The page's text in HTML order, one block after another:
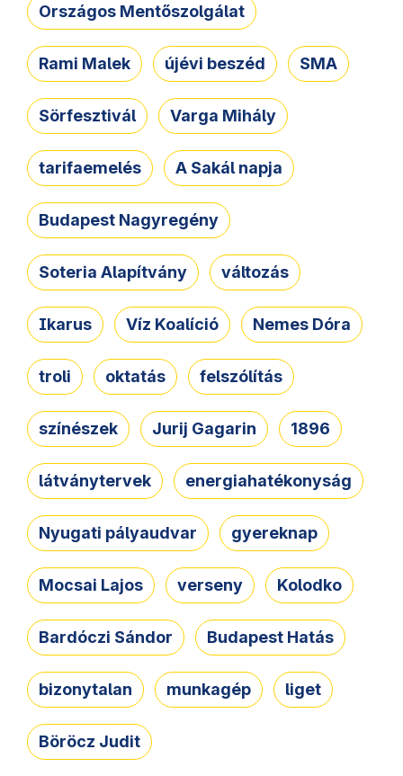
Országos Mentőszolgálat
Rami Malek újévi beszéd SMA
Sörfesztivál Varga Mihály
tarifaemelés A Sakál napja
Budapest Nagyregény
Soteria Alapítvány változás
Ikarus Víz Koalíció Nemes Dóra
troli oktatás felszólítás
színészek Jurij Gagarin 1896
látványtervek energiahatékonyság
Nyugati pályaudvar gyereknap
Mocsai Lajos verseny Kolodko
Bardóczi Sándor Budapest Hatás
bizonytalan munkagép liget
Böröcz Judit